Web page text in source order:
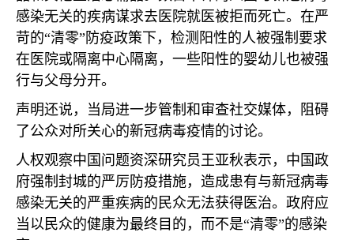
感染无关的疾病谋求去医院就医被拒而死亡。在严
苛的“清零”防疫政策下，检测阳性的人被强制要求
在医院或隔离中心隔离，一些阳性的婴幼儿也被强
行与父母分开。
声明还说，当局进一步管制和审查社交媒体，阻碍
了公众对所关心的新冠病毒疫情的讨论。
人权观察中国问题资深研究员王亚秋表示，中国政
府强制封城的严厉防疫措施，造成患有与新冠病毒
感染无关的严重疾病的民众无法获得医治。政府应
当以民众的健康为最终目的，而不是“清零”的感染